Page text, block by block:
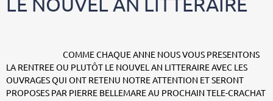
COMME CHAQUE ANNE NOUS VOUS PRESENTONS
LA RENTREE OU PLUTÔT LE NOUVEL AN LITTERAIRE AVEC LES
OUVRAGES QUI ONT RETENU NOTRE ATTENTION ET SERONT
PROPOSES PAR PIERRE BELLEMARE AU PROCHAIN TELE-CRACHAT